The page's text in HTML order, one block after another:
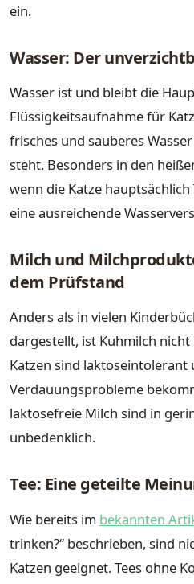
ein.
Wasser: Der
Wasser ist und bleibt die
Flüssigkeitsaufnahme für
frisches und sauberes
steht. Besonders in den
wenn die Katze
eine ausreichende
Milch und
dem Prüfstand
Anders als in vielen
dargestellt, ist Kuhmilch nicht
Katzen sind laktoseintolerant
Verdauungsprobleme
laktosefreie Milch sind in
unbedenklich.
Tee: Eine geteilte
Wie bereits im bekannten
trinken?“ beschrieben, sind
Katzen geeignet. Tees ohne